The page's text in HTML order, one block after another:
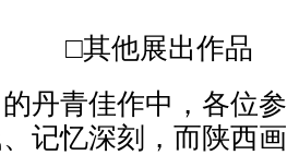
□其他展出作品
丹青佳作中，各位
记忆深刻，而陕西